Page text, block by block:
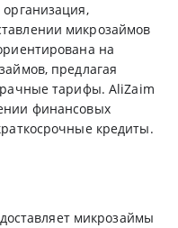
микрозаймов
на
предлагая
тарифы. AliZaim
финансовых
кредиты.
микрозаймы